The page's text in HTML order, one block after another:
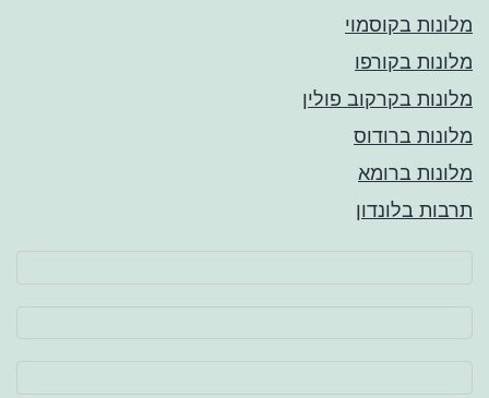
מלונות בקוסמוי
מלונות בקורפו
מלונות בקרקוב פולין
מלונות ברודוס
מלונות ברומא
תרבות בלונדון